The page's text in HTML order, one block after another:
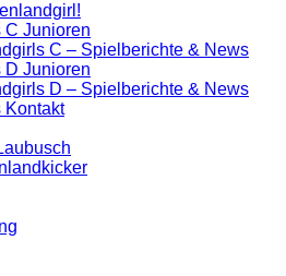
C Junioren
C – Spielberichte & News
D Junioren
D – Spielberichte & News
Kontakt